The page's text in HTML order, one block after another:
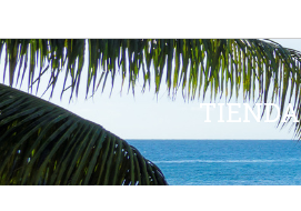
TIENDA